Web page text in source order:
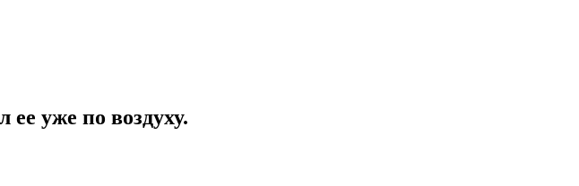
уже по воздуху.